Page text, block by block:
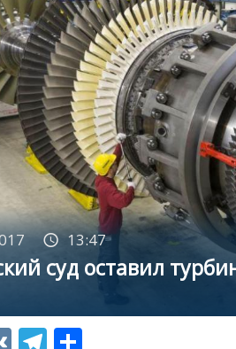
13:47
суд оставил